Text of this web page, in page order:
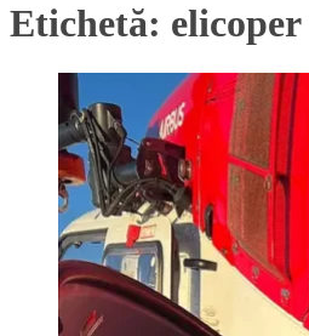
Etichetă: elicoper